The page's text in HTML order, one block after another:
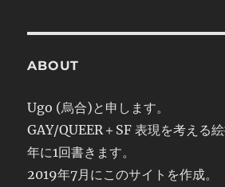
ABOUT
Ugo (烏合)と申します。
GAY/QUEER＋SF 表現を考える
年に1回書きます。
2019年7月にこのサイトを作成。